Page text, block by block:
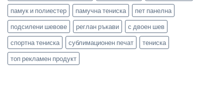
памук и полиестер
памучна тениска
пет панелна
подсилени шевове
реглан ръкави
с двоен шев
спортна тениска
сублимационен печат
тениска
топ рекламен продукт